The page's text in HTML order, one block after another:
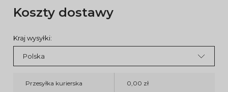
Koszty dostawy
Kraj wysyłki:
Przesyłka kurierska 0,00 zł